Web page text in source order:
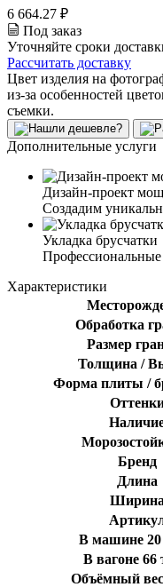
6 664.27 ₽
Под заказ
Уточняйте сроки
Рассчитать доставку
Цвет изделия на
из-за особенностей
съемки.
Дополнительные услуги
Дизайн-проект
Создадим
Укладка брусчатки
Характеристики
Обработка
Размер
Толщина /
Форма плиты /
Бренд
Длина
Ширина
В машине 20
В вагоне 66
Объёмный